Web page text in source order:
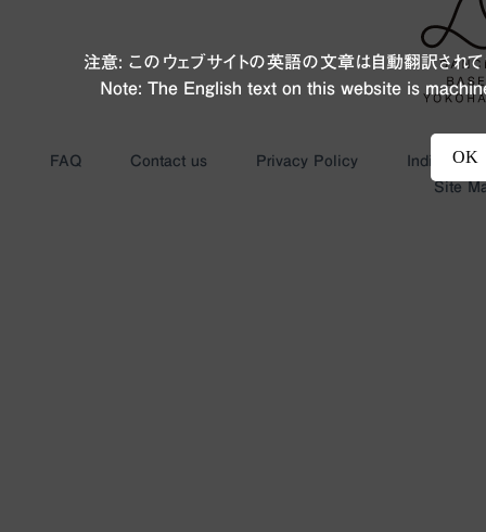
FAQ Contact us Privacy Policy
Indication
Site
注意: このウェブサイトの英語の文章は自動翻訳され
Note: The English text on this website is
OK